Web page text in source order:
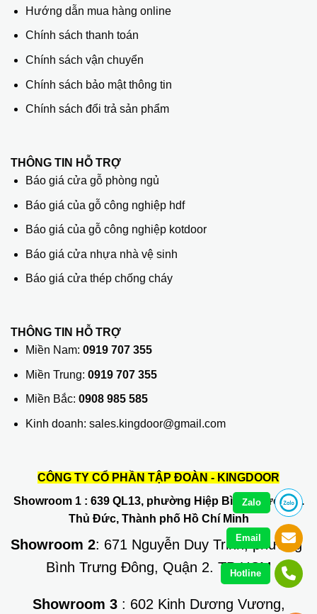
Hướng dẫn mua hàng online
Chính sách thanh toán
Chính sách vận chuyển
Chính sách bảo mật thông tin
Chính sách đổi trả sản phẩm
THÔNG TIN HỖ TRỢ
Báo giá cửa gỗ phòng ngủ
Báo giá của gỗ công nghiệp hdf
Báo giá của gỗ công nghiệp kotdoor
Báo giá cửa nhựa nhà vệ sinh
Báo giá cửa thép chống cháy
THÔNG TIN HỖ TRỢ
Miền Nam: 0919 707 355
Miền Trung: 0919 707 355
Miền Bắc: 0908 985 585
Kinh doanh: sales.kingdoor@gmail.com
CÔNG TY CỔ PHẦN TẬP ĐOÀN - KINGDOOR
Showroom 1: 639 QL13, phường Hiệp Bình Phước, Q.
Thủ Đức, Thành phố Hồ Chí Minh
Showroom 2: 671 Nguyễn Duy Trinh, phường
Bình Trưng Đông, Quận 2. TP HCM
Showroom 3: 602 Kinh Dương Vương,
Zalo
Email
Hotline